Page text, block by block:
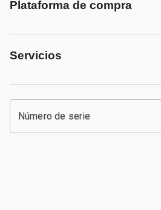
Plataforma de compra
Servicios
Número de serie